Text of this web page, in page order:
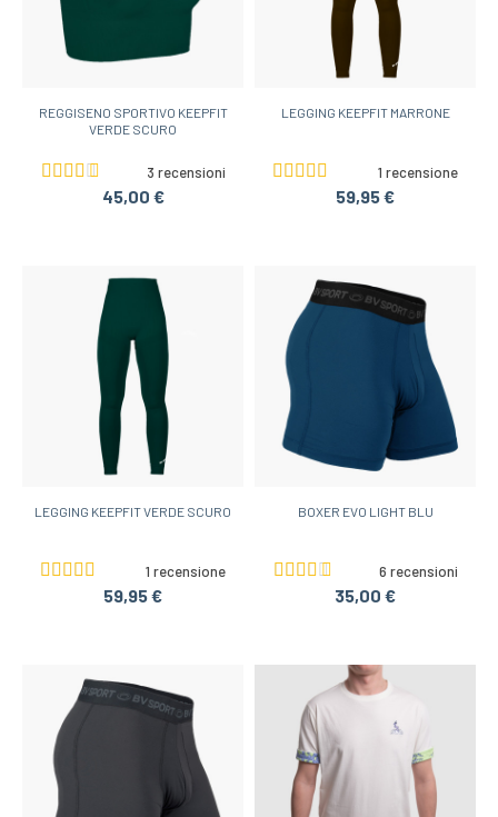
REGGISENO SPORTIVO KEEPFIT
VERDE SCURO
3 recensioni
45,00 €
LEGGING KEEPFIT MARRONE
1 recensione
59,95 €
LEGGING KEEPFIT VERDE SCURO
1 recensione
59,95 €
BOXER EVO LIGHT BLU
6 recensioni
35,00 €